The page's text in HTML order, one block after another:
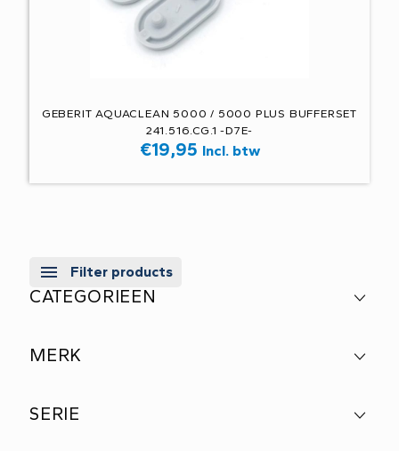
GEBERIT AQUACLEAN 5000 / 5000 PLUS BUFFERSET
241.516.CG.1 -D7E-
€19,95 Incl. btw
Filter products
CATEGORIEEN
MERK
SERIE